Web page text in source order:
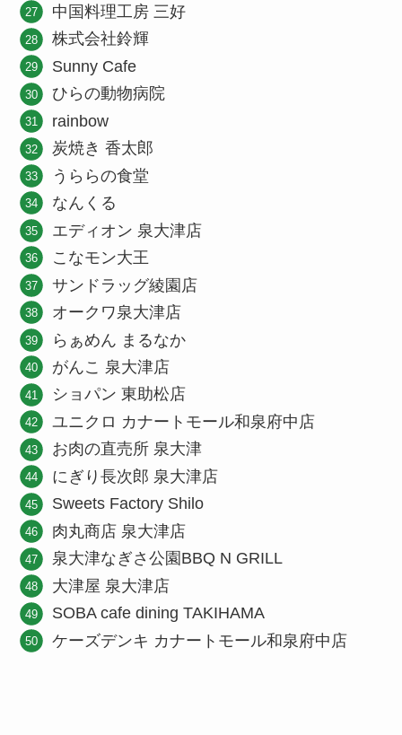
中国料理工房 三好
株式会社鈴輝
Sunny Cafe
ひらの動物病院
rainbow
炭焼き 香太郎
うららの食堂
なんくる
エディオン 泉大津店
こなモン大王
サンドラッグ綾園店
オークワ泉大津店
らぁめん まるなか
がんこ 泉大津店
ショパン 東助松店
ユニクロ カナートモール和泉府中店
お肉の直売所 泉大津
にぎり長次郎 泉大津店
Sweets Factory Shilo
肉丸商店 泉大津店
泉大津なぎさ公園BBQ N GRILL
大津屋 泉大津店
SOBA cafe dining TAKIHAMA
ケーズデンキ カナートモール和泉府中店